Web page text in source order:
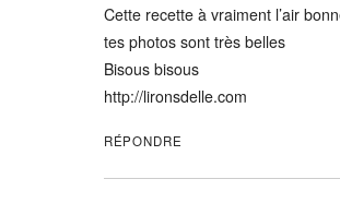
Cette recette à vraiment l’air
tes photos sont très belles
Bisous bisous
http://lironsdelle.com
RÉPONDRE